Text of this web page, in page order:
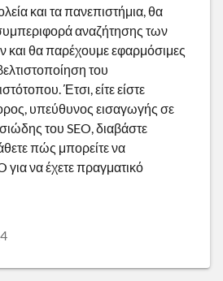
και τα πανεπιστήμια, θα
αναζήτησης των
και θα παρέχουμε εφαρμόσιμες
του
Έτσι, είτε είστε
υπεύθυνος εισαγωγής σε
του SEO, διαβάστε
πώς μπορείτε να
για να έχετε πραγματικό